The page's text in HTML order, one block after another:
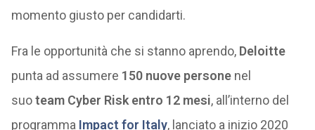
momento giusto per candidarti.
Fra le opportunità che si stanno aprendo, Deloitte
punta ad assumere 150 nuove personenel
suoteam Cyber Risk entro 12 mesi, all’interno del
programma Impact for Italy, lanciato a inizio 2020